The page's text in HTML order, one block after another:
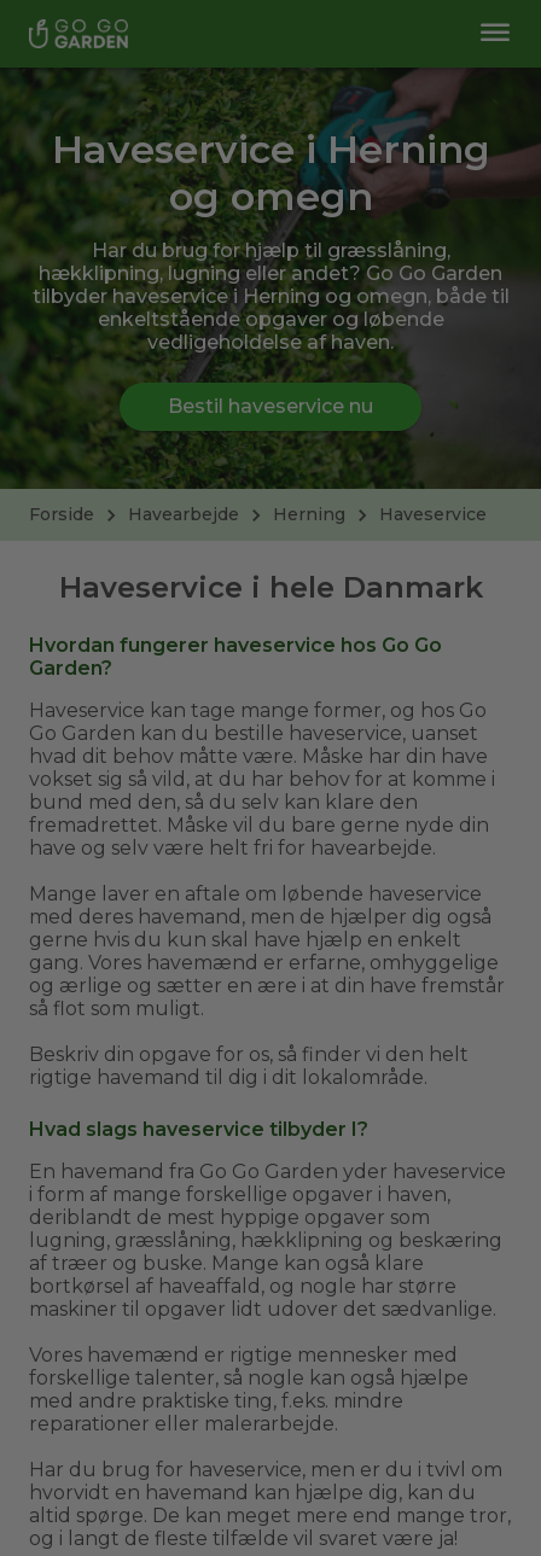
Haveservice i Herning
og omegn
Har du brug for hjælp til græsslåning,
hækklipning, lugning eller andet? Go Go Garden
tilbyder haveservice i Herning og omegn, både til
enkeltstående opgaver og løbende
vedligeholdelse af haven.
Bestil haveservice nu
Forside Havearbejde Herning Haveservice
Haveservice i hele Danmark
Hvordan fungerer haveservice hos Go Go
Garden?
Haveservice kan tage mange former, og hos Go
Go Garden kan du bestille haveservice, uanset
hvad dit behov måtte være. Måske har din have
vokset sig så vild, at du har behov for at komme i
bund med den, så du selv kan klare den
fremadrettet. Måske vil du bare gerne nyde din
have og selv være helt fri for havearbejde.
Mange laver en aftale om løbende haveservice
med deres havemand, men de hjælper dig også
gerne hvis du kun skal have hjælp en enkelt
gang. Vores havemænd er erfarne, omhyggelige
og ærlige og sætter en ære i at din have fremstår
så flot som muligt.
Beskriv din opgave for os, så finder vi den helt
rigtige havemand til dig i dit lokalområde.
Hvad slags haveservice tilbyder I?
En havemand fra Go Go Garden yder haveservice
i form af mange forskellige opgaver i haven,
deriblandt de mest hyppige opgaver som
lugning, græsslåning, hækklipning og beskæring
af træer og buske. Mange kan også klare
bortkørsel af haveaffald, og nogle har større
maskiner til opgaver lidt udover det sædvanlige.
Vores havemænd er rigtige mennesker med
forskellige talenter, så nogle kan også hjælpe
med andre praktiske ting, f.eks. mindre
reparationer eller malerarbejde.
Har du brug for haveservice, men er du i tvivl om
hvorvidt en havemand kan hjælpe dig, kan du
altid spørge. De kan meget mere end mange tror,
og i langt de fleste tilfælde vil svaret være ja!